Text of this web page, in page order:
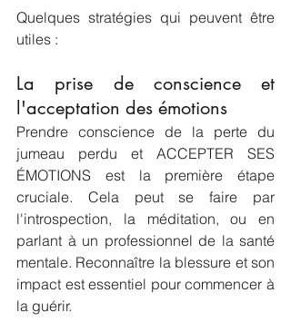
Quelques stratégies qui peuvent être
utiles :
La prise de conscience et
l'acceptation des émotions
Prendre conscience de la perte du
jumeau perdu et ACCEPTER SES
ÉMOTIONS est la première étape
cruciale. Cela peut se faire par
l'introspection, la méditation, ou en
parlant à un professionnel de la santé
mentale. Reconnaître la blessure et son
impact est essentiel pour commencer à
la guérir.